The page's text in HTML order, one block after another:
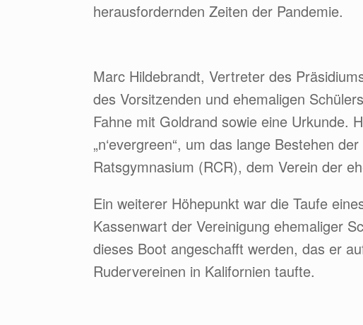
herausfordernden Zeiten der Pandemie.
Marc Hildebrandt, Vertreter des
des Vorsitzenden und ehemaligen
Fahne mit Goldrand sowie eine Urkunde.
„n‘evergreen“, um das lange Bestehen
Ratsgymnasium (RCR), dem Verein der
Ein weiterer Höhepunkt war die Taufe
Kassenwart der Vereinigung ehemaliger
dieses Boot angeschafft werden, das er
Rudervereinen in Kalifornien taufte.